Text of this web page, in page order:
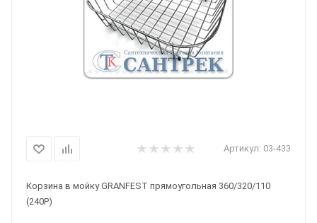
Артикул: 03-433
Корзина в мойку GRANFEST прямоугольная 360/320/110
(240P)